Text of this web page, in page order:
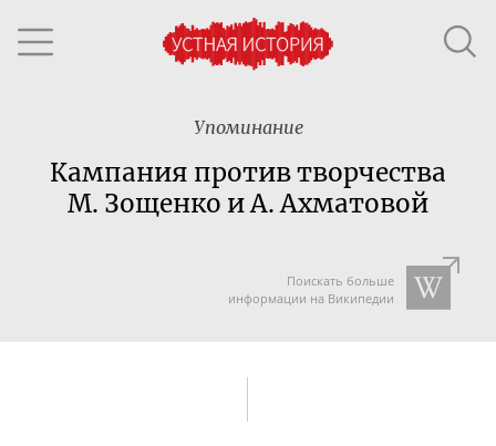
Упоминание
Кампания против творчества
М. Зощенко и А. Ахматовой
Поискать больше
информации на Википедии